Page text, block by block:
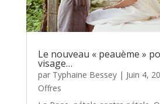
Le nouveau « peauème »
visage…
par Typhaine Bessey| Juin 4,
Offres